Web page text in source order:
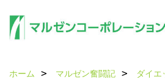
ホーム マルゼン奮闘記 ダイエ